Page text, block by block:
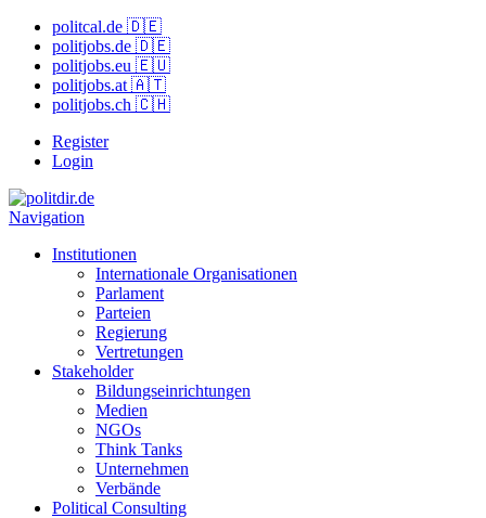
politcal.de 🇩🇪
politjobs.de 🇩🇪
politjobs.eu 🇪🇺
politjobs.at 🇦🇹
politjobs.ch 🇨🇭
Register
Login
Navigation
Institutionen
Internationale Organisationen
Parlament
Parteien
Regierung
Vertretungen
Stakeholder
Bildungseinrichtungen
Medien
NGOs
Think Tanks
Unternehmen
Verbände
Political Consulting